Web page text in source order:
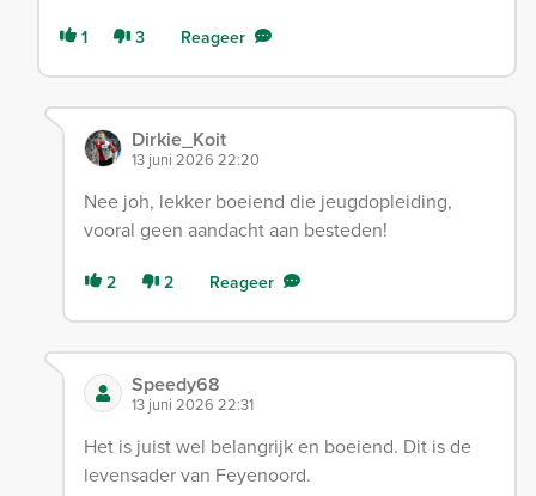
1 3 Reageer
Dirkie_Koit
13 juni 2026 22:20
Nee joh, lekker boeiend die jeugdopleiding,
vooral geen aandacht aan besteden!
2 2 Reageer
Speedy68
13 juni 2026 22:31
Het is juist wel belangrijk en boeiend. Dit is de
levensader van Feyenoord.